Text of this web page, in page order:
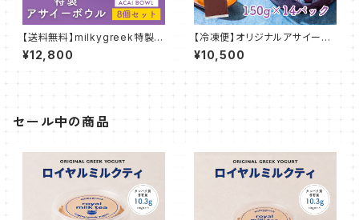
【送料無料】milkygreek特製ア
サイーボウル 8個セット
¥12,800
【冷凍便】オリジナルアサイーブ
レンド 150g 14パック
¥10,500
セール中の商品